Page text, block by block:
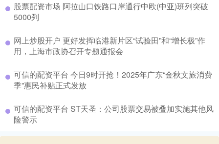
​股票配资市场 阿拉山口铁路口岸通行中欧(中亚)班列突破
5000列
​网上炒股开户 更好发挥临港新片区“试验田”和“增长极”作
用，上海市政协召开专题通报会
​可信的配资平台 今日9时开抢！2025年广东“金秋文旅消费
季”惠民补贴正式发放
​可信的配资平台 ST天圣：公司股票交易被叠加实施其他风
险警示